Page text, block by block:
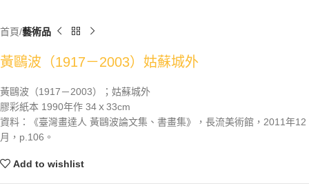
首頁 藝術品
黃鷗波（1917－2003）姑蘇城外
黃鷗波（1917－2003）；姑蘇城外
膠彩紙本 1990年作 34ｘ33cm
資料：《臺灣畫達人 黃鷗波論文集、書畫集》，長流美術館，2011年12
月，p.106。
Add to wishlist